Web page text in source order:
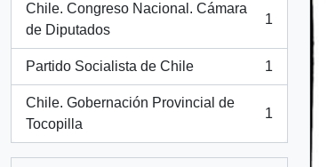
Chile. Congreso Nacional. Cámara
de Diputados
, 1 resultados
1
Partido Socialista de Chile
, 1 resultados
1
Chile. Gobernación Provincial de
Tocopilla
, 1 resultados
1